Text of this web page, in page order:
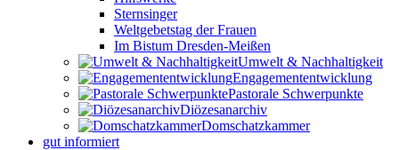
Sternsinger
Weltgebetstag der Frauen
Im Bistum Dresden-Meißen
Umwelt & Nachhaltigkeit
Engagemententwicklung
Pastorale Schwerpunkte
Diözesanarchiv
Domschatzkammer
gut informiert